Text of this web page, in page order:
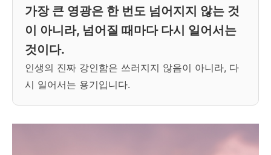
가장 큰 영광은 한 번도 넘어지지 않는 것
이 아니라, 넘어질 때마다 다시 일어서는
것이다.
인생의 진짜 강인함은 쓰러지지 않음이 아니라, 다
시 일어서는 용기입니다.